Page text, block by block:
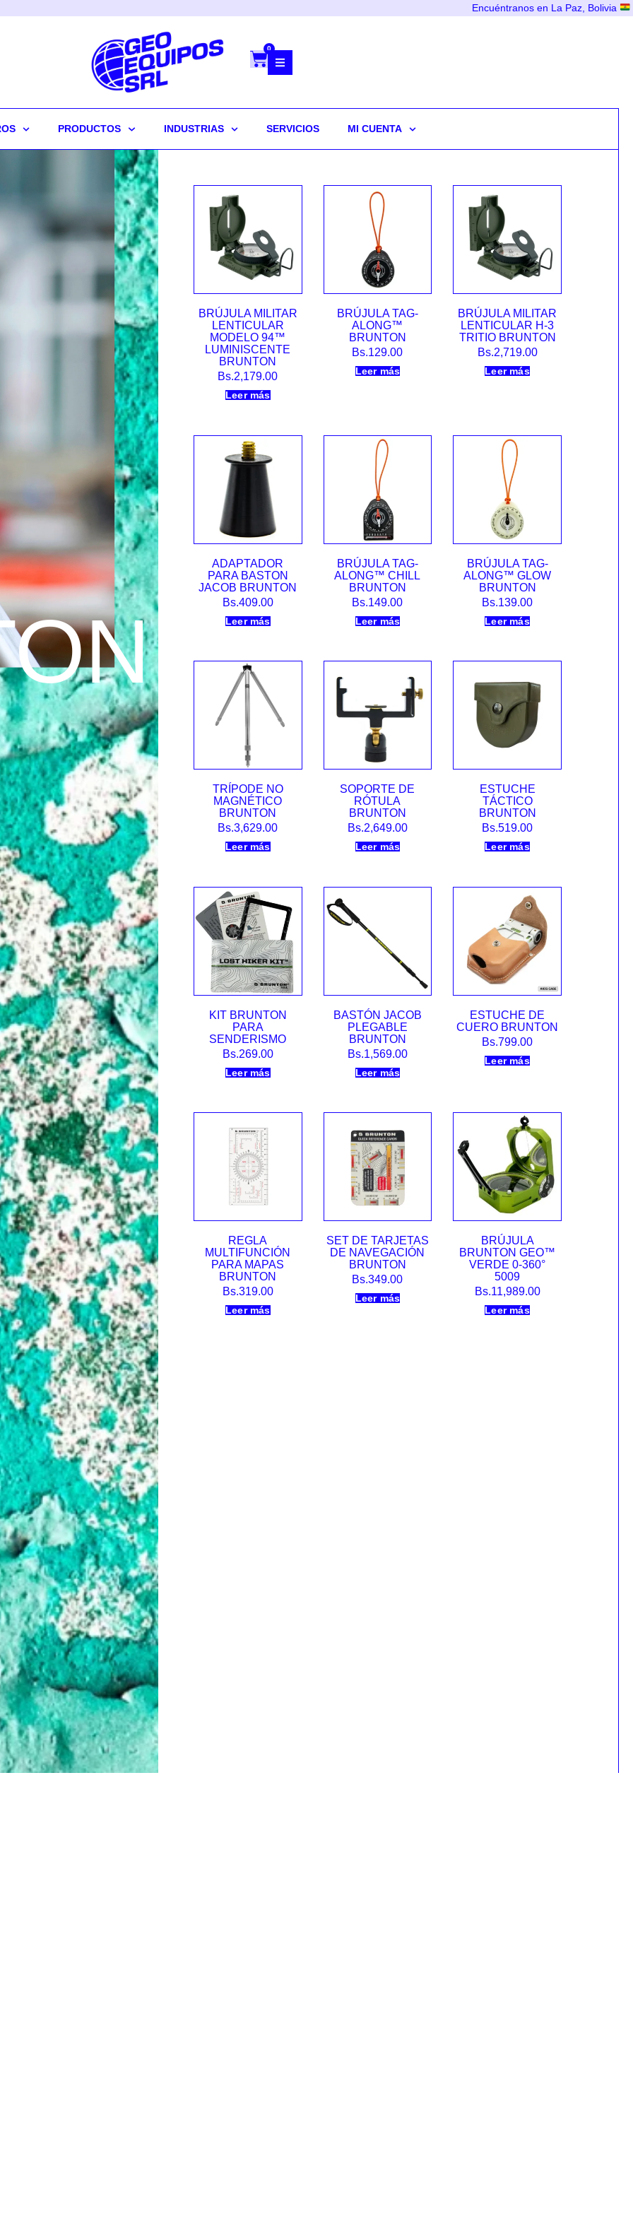
Encuéntranos en La Paz, Bolivia
0
PRODUCTOS INDUSTRIAS SERVICIOS MI CUENTA
BRÚJULA MILITAR
LENTICULAR
MODELO 94™
LUMINISCENTE
BRUNTON
Bs.2,179.00
Leer más
BRÚJULA TAG-
ALONG™
BRUNTON
Bs.129.00
Leer más
BRÚJULA MILITAR
LENTICULAR H-3
TRITIO BRUNTON
Bs.2,719.00
Leer más
ADAPTADOR
PARA BASTON
JACOB BRUNTON
Bs.409.00
Leer más
BRÚJULA TAG-
ALONG™ CHILL
BRUNTON
Bs.149.00
Leer más
BRÚJULA TAG-
ALONG™ GLOW
BRUNTON
Bs.139.00
Leer más
TRÍPODE NO
MAGNÉTICO
BRUNTON
Bs.3,629.00
Leer más
SOPORTE DE
RÓTULA
BRUNTON
Bs.2,649.00
Leer más
ESTUCHE
TÁCTICO
BRUNTON
Bs.519.00
Leer más
KIT BRUNTON
PARA
SENDERISMO
Bs.269.00
Leer más
BASTÓN JACOB
PLEGABLE
BRUNTON
Bs.1,569.00
Leer más
ESTUCHE DE
CUERO BRUNTON
Bs.799.00
Leer más
REGLA
MULTIFUNCIÓN
PARA MAPAS
BRUNTON
Bs.319.00
Leer más
SET DE TARJETAS
DE NAVEGACIÓN
BRUNTON
Bs.349.00
Leer más
BRÚJULA
BRUNTON GEO™
VERDE 0-360°
5009
Bs.11,989.00
Leer más